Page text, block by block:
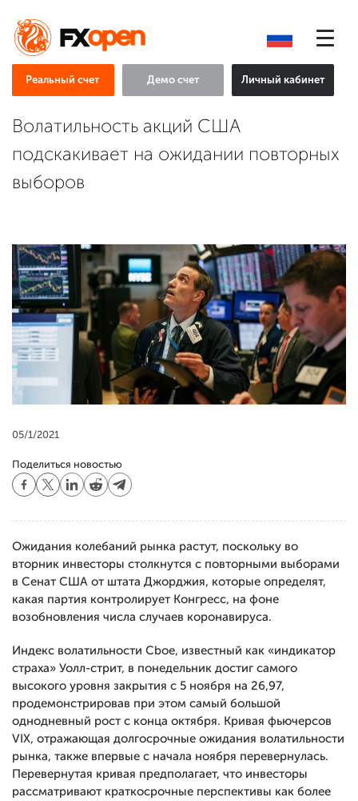
Реальный счет Демо счет Личный кабинет
Волатильность акций США
подскакивает на ожидании повторных
выборов
05/1/2021
Поделиться новостью
Ожидания колебаний рынка растут, поскольку во
вторник инвесторы столкнутся с повторными выборами
в Сенат США от штата Джорджия, которые определят,
какая партия контролирует Конгресс, на фоне
возобновления числа случаев коронавируса.
Индекс волатильности Cboe, известный как «индикатор
страха» Уолл-стрит, в понедельник достиг самого
высокого уровня закрытия с 5 ноября на 26,97,
продемонстрировав при этом самый большой
однодневный рост с конца октября. Кривая фьючерсов
VIX, отражающая долгосрочные ожидания волатильности
рынка, также впервые с начала ноября перевернулась.
Перевернутая кривая предполагает, что инвесторы
рассматривают краткосрочные перспективы как более